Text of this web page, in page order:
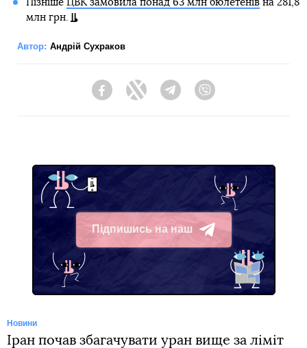
Пізніше ЦВК замовила понад 63 млн бюлетенівна 281,8
млн грн.
Автор: Андрій Сухраков
FacebookTwitter Telegram
Підпишись на наш
Telegram
Новини
Іран почав збагачувати уран вище за ліміт